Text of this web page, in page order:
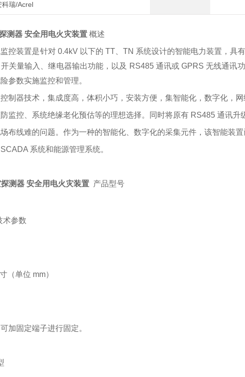
科瑞/Acrel
测器 安全用电火灾装置 概述
控装置是针对 0.4kV 以下的 TT、TN 系统设计的智能电力装置，具
关量输入、继电器输出功能，以及 RS485 通讯或 GPRS 无线通讯功
参数实施监控和管理。
制器技术，集成度高，体积小巧，安装方便，集智能化，数字化，网
监控、系统绝缘老化预估等的理想选择。同时将原有 RS485 通讯升
布线难的问题。作为一种的智能化、数字化的采集元件，该智能装置
系统和能源管理系统。
测器 安全用电火灾装置 产品型号
术参数
（单位 mm）
加固定端子进行固定。